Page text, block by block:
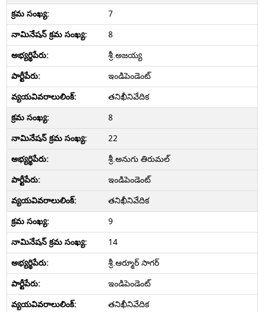
7
8
శ్రీ.అజయ్య
ఇండిపెండెంట్
తనిఖీనివేదిక
8
22
శ్రీ.అనుగు తిరుమల్
ఇండిపెండెంట్
తనిఖీనివేదిక
9
14
శ్రీ.ఆర్మూర్ సాగర్
ఇండిపెండెంట్
తనిఖీనివేదిక